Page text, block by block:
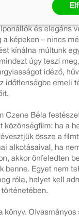
presszók,
és fürdők, római
és elegáns
a képeken – nincs
kínálna múltunk
úgy teszi
idéző,
időtlenségbe emeli
Czene Béla
közönségfilm: ha a
össze a
alkotásaival, ha
akkor önfeledten
benne. Egyet nem
róla, helyet kell
könyv. Olvasmányos